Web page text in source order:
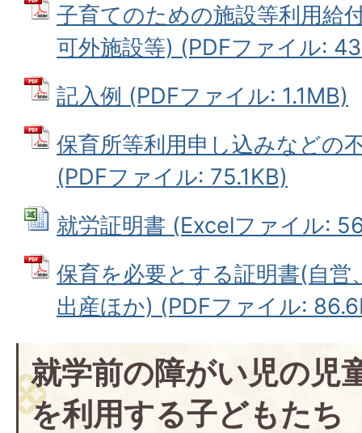
子育てのための施設等利用給
可外施設等) (PDFファイル:
記入例 (PDFファイル: 1.1MB)
保育所等利用申し込みなどの
(PDFファイル: 75.1KB)
就労証明書 (Excelファイル:
保育を必要とする証明書(自営
出産ほか) (PDFファイル:
就学前の障がい児の児
を利用する子どもたち